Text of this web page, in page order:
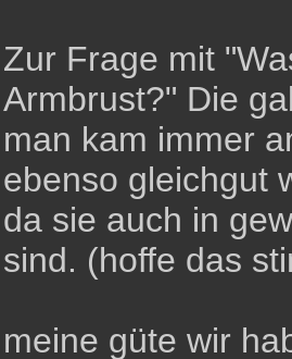
Zur Frage mit
Armbrust?" Die
man kam immer
ebenso gleichgut
da sie auch in
sind. (hoffe das
meine güte wir